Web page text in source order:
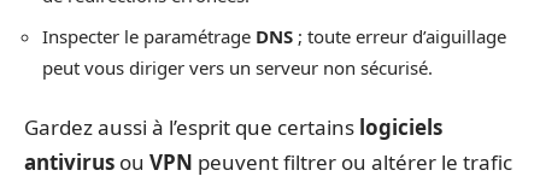
Inspecter le paramétrage DNS ; toute erreur d’aiguillage
peut vous diriger vers un serveur non sécurisé.
Gardez aussi à l’esprit que certains logiciels
antivirus ou VPN peuvent filtrer ou altérer le trafic